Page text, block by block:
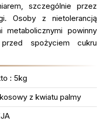
szczególnie przez
Osoby z nietolerancją
metabolicznymi powinny
spożyciem cukru
: 5kg
z kwiatu palmy